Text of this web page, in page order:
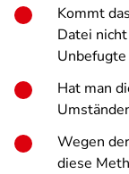
Kommt das
Datei
Hat man
Wegen
diese